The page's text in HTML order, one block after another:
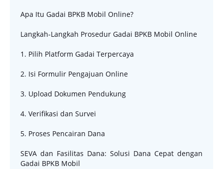
Apa Itu Gadai BPKB Mobil Online?
Langkah-Langkah Prosedur Gadai BPKB Mobil Online
1. Pilih Platform Gadai Terpercaya
2. Isi Formulir Pengajuan Online
3. Upload Dokumen Pendukung
4. Verifikasi dan Survei
5. Proses Pencairan Dana
SEVA dan Fasilitas Dana: Solusi Dana Cepat dengan
Gadai BPKB Mobil